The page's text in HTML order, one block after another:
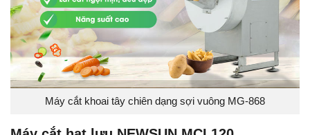
Máy cắt khoai tây chiên dạng sợi vuông MG-868